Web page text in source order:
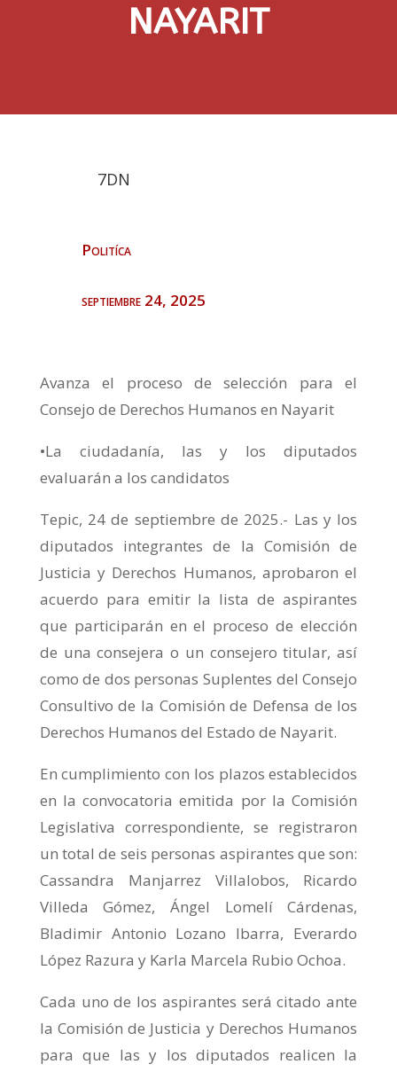
NAYARIT
7DN
Politíca
septiembre 24, 2025
Avanza el proceso de selección para el
Consejo de Derechos Humanos en Nayarit
•La ciudadanía, las y los diputados
evaluarán a los candidatos
Tepic, 24 de septiembre de 2025.- Las y los
diputados integrantes de la Comisión de
Justicia y Derechos Humanos, aprobaron el
acuerdo para emitir la lista de aspirantes
que participarán en el proceso de elección
de una consejera o un consejero titular, así
como de dos personas Suplentes del Consejo
Consultivo de la Comisión de Defensa de los
Derechos Humanos del Estado de Nayarit.
En cumplimiento con los plazos establecidos
en la convocatoria emitida por la Comisión
Legislativa correspondiente, se registraron
un total de seis personas aspirantes que son:
Cassandra Manjarrez Villalobos, Ricardo
Villeda Gómez, Ángel Lomelí Cárdenas,
Bladimir Antonio Lozano Ibarra, Everardo
López Razura y Karla Marcela Rubio Ochoa.
Cada uno de los aspirantes será citado ante
la Comisión de Justicia y Derechos Humanos
para que las y los diputados realicen la